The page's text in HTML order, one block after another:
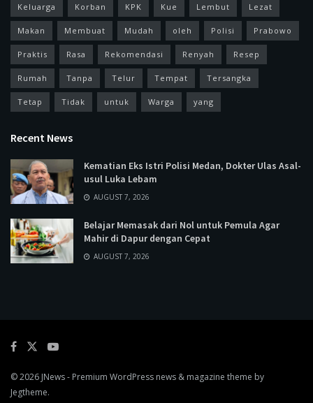
Keluarga Korban KPK Kue Lembut Lezat
Makan Membuat Mudah oleh Polisi Prabowo
Praktis Rasa Rekomendasi Renyah Resep
Rumah Tanpa Telur Tempat Tersangka
Tetap Tidak untuk Warga yang
Recent News
Kematian Eks Istri Polisi Medan, Dokter Ulas Asal-
usul Luka Lebam
AUGUST 7, 2026
Belajar Memasak dari Nol untuk Pemula Agar
Mahir di Dapur dengan Cepat
AUGUST 7, 2026
© 2026 JNews- Premium WordPress news & magazine theme by
Jegtheme.